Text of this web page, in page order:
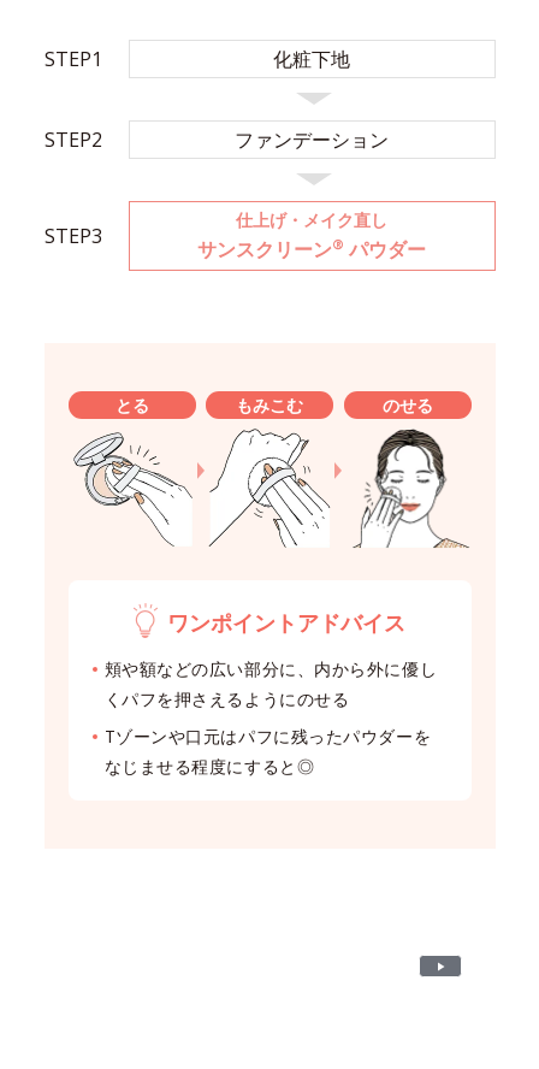
STEP1 化粧下地
STEP2 ファンデーション
STEP3
仕上げ・メイク直し
サンスクリーン® パウダー
とる もみこむ のせる
ワンポイントアドバイス
頬や額などの広い部分に、内から外に優し
くパフを押さえるようにのせる
Tゾーンや口元はパフに残ったパウダーを
なじませる程度にすると◎
P